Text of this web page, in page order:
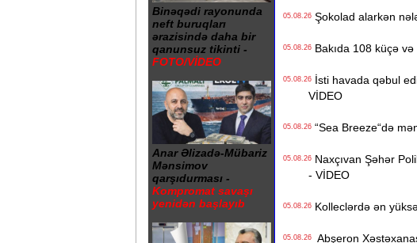
Binəqədi rayonunda
neft buruqları
ərazisində daha bir
qanunsuz tikinti -
FOTO/VİDEO
Anar Əlizadə-Mübariz
Mənsimov
qarşıdurması -
Kompromat savaşı
yenidən başlayıb
05.08.26Şokolad alarkən
05.08.26Bakıda 108 küçə və
05.08.26İsti havada qəbul
VİDEO
05.08.26“Sea Breeze“də
05.08.26Naxçıvan Şəhər
- VİDEO
05.08.26Kolleclərdə ən
05.08.26Abşeron